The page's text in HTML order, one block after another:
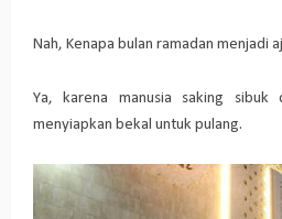
Nah, Kenapa bulan ramadan menjadi
Ya, karena manusia saking sibuk
menyiapkan bekal untuk pulang.